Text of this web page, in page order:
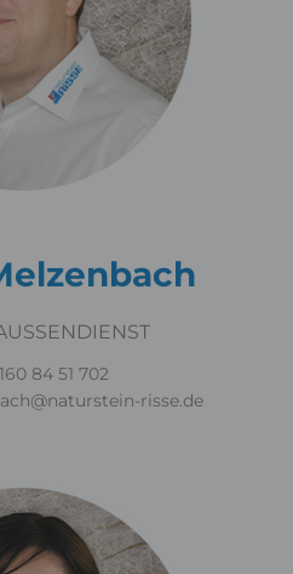
84 51 702
risse.de